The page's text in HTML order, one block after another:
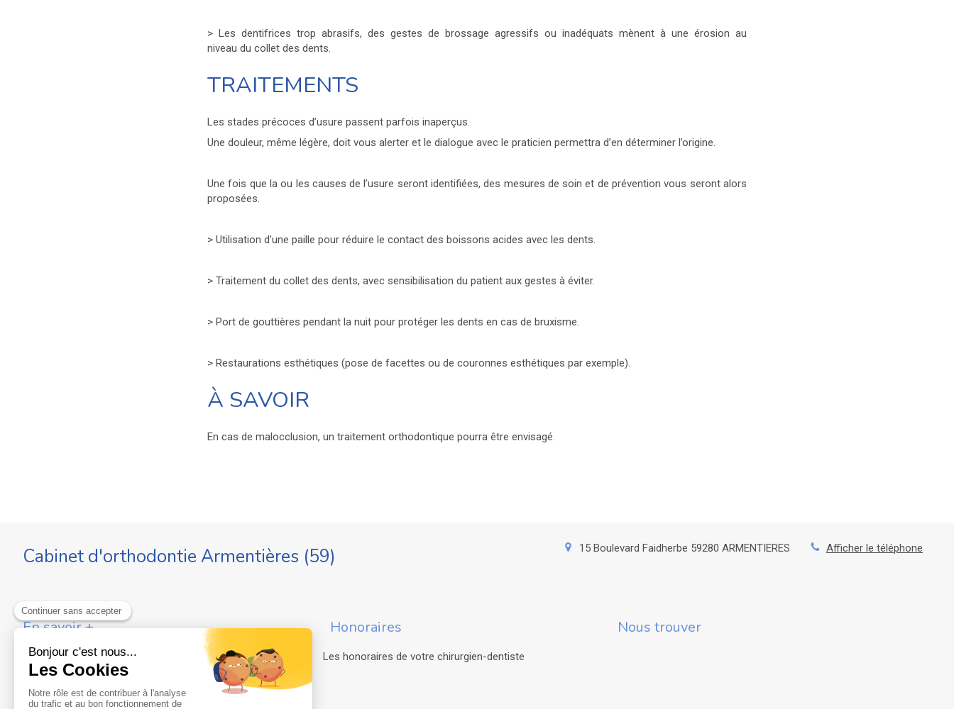
> Les dentifrices trop abrasifs, des gestes de brossage agressifs ou inadéquats mènent à une érosion au
niveau du collet des dents.
TRAITEMENTS
Les stades précoces d’usure passent parfois inaperçus.
Une douleur, même légère, doit vous alerter et le dialogue avec le praticien permettra d’en déterminer l’origine.
Une fois que la ou les causes de l’usure seront identifiées, des mesures de soin et de prévention vous seront alors
proposées.
> Utilisation d’une paille pour réduire le contact des boissons acides avec les dents.
> Traitement du collet des dents, avec sensibilisation du patient aux gestes à éviter.
> Port de gouttières pendant la nuit pour protéger les dents en cas de bruxisme.
> Restaurations esthétiques (pose de facettes ou de couronnes esthétiques par exemple).
À SAVOIR
En cas de malocclusion, un traitement orthodontique pourra être envisagé.
Cabinet d'orthodontie Armentières (59) 15 Boulevard Faidherbe 59280 ARMENTIERES Afficher le téléphone
En savoir +
Politique de confidentialité et charte cookie
Mentions légales
Conditions Générales Utilisation
Honoraires
Les honoraires de votre chirurgien-dentiste
Nous trouver